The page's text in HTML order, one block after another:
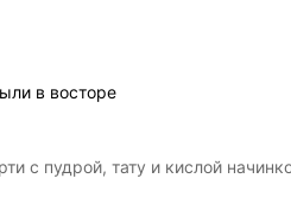
в восторе
с пудрой, тату и кислой